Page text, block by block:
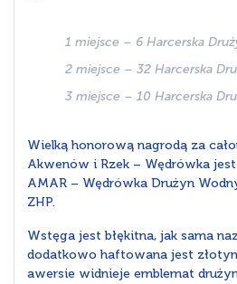
1 miejsce – 6 Harcerska
2 miejsce – 32 Harcerska
3 miejsce – 10 Harcerska
Wielką honorową nagrodą za
Akwenów i Rzek – Wędrówka
AMAR – Wędrówka Drużyn
ZHP.
Wstęga jest błękitna, jak sama
dodatkowo haftowana jest
awersie widnieje emblemat